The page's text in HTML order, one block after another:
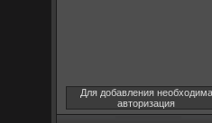
Для добавления необходима
авторизация